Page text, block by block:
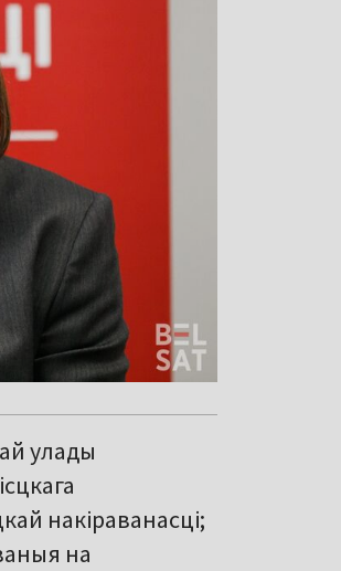
улады
накіраванасці;
на